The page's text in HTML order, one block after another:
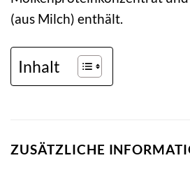
(aus Milch) enthält.
Inhalt
ZUSÄTZLICHE